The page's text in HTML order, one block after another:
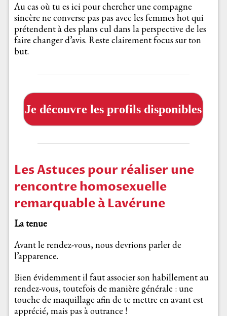
Au cas où tu es ici pour chercher une compagne
sincère ne converse pas pas avec les femmes hot qui
prétendent à des plans cul dans la perspective de les
faire changer d’avis. Reste clairement focus sur ton
but.
Je découvre les profils disponibles
Les Astuces pour réaliser une
rencontre homosexuelle
remarquable à Lavérune
La tenue
Avant le rendez-vous, nous devrions parler de
l’apparence.
Bien évidemment il faut associer son habillement au
rendez-vous, toutefois de manière générale : une
touche de maquillage afin de te mettre en avant est
apprécié, mais pas à outrance !